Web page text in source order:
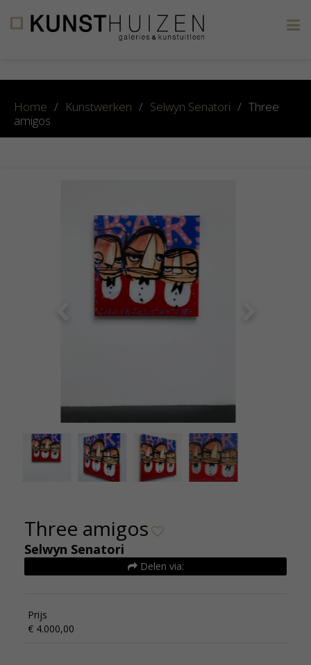
Home / Kunstwerken / Selwyn Senatori / Three
amigos
100x100 de Kunsthuizen
Three amigos
Selwyn Senatori
Delen via:
Prijs
€ 4.000,00